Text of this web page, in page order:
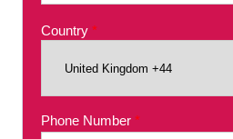
Country *
Phone Number *